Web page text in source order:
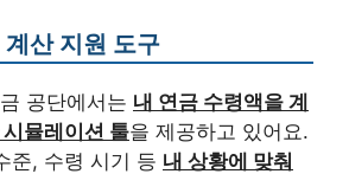
산 지원 도구
공단에서는 내 연금 수령액을 계
뮬레이션 툴을 제공하고 있어요.
준, 수령 시기 등 내 상황에 맞춰